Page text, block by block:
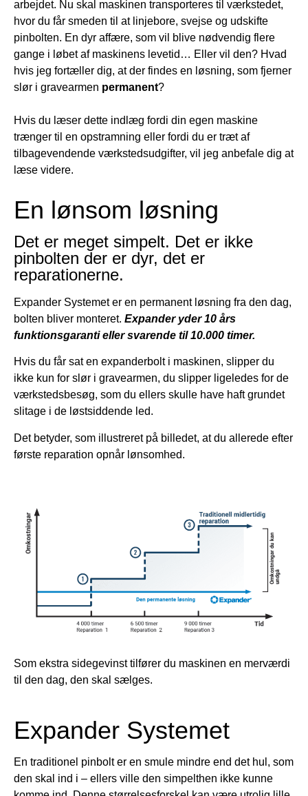
arbejdet. Nu skal maskinen transporteres til værkstedet,
hvor du får smeden til at linjebore, svejse og udskifte
pinbolten. En dyr affære, som vil blive nødvendig flere
gange i løbet af maskinens levetid… Eller vil den? Hvad
hvis jeg fortæller dig, at der findes en løsning, som fjerner
slør i gravearmen permanent?
Hvis du læser dette indlæg fordi din egen maskine
trænger til en opstramning eller fordi du er træt af
tilbagevendende værkstedsudgifter, vil jeg anbefale dig at
læse videre.
En lønsom løsning
Det er meget simpelt. Det er ikke
pinbolten der er dyr, det er
reparationerne.
Expander Systemet er en permanent løsning fra den dag,
bolten bliver monteret. Expander yder 10 års
funktionsgaranti eller svarende til 10.000 timer.
Hvis du får sat en expanderbolt i maskinen, slipper du
ikke kun for slør i gravearmen, du slipper ligeledes for de
værkstedsbesøg, som du ellers skulle have haft grundet
slitage i de løstsiddende led.
Det betyder, som illustreret på billedet, at du allerede efter
første reparation opnår lønsomhed.
Som ekstra sidegevinst tilfører du maskinen en merværdi
til den dag, den skal sælges.
Expander Systemet
En traditionel pinbolt er en smule mindre end det hul, som
den skal ind i – ellers ville den simpelthen ikke kunne